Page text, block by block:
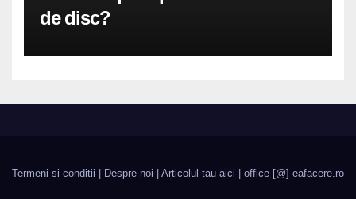
de disc?
Termeni si conditii Despre noi Articolul tau aici | office [@] eafacere.ro